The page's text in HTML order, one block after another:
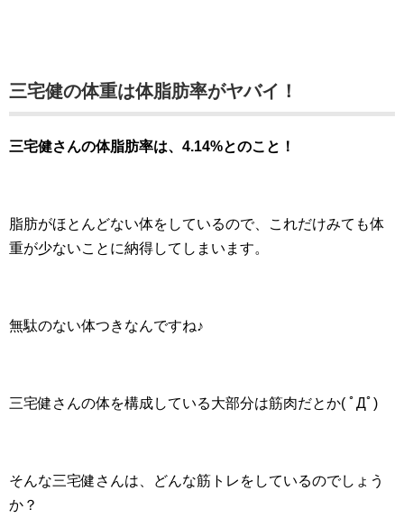
三宅健の体重は体脂肪率がヤバイ！
三宅健さんの体脂肪率は、4.14%とのこと！
脂肪がほとんどない体をしているので、これだけみても体
重が少ないことに納得してしまいます。
無駄のない体つきなんですね♪
三宅健さんの体を構成している大部分は筋肉だとか( ﾟДﾟ)
そんな三宅健さんは、どんな筋トレをしているのでしょう
か？